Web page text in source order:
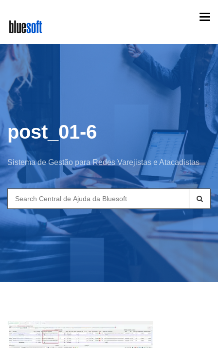
main
content
post_01-6
Sistema de Gestão para Redes Varejistas e Atacadistas
Search
for: